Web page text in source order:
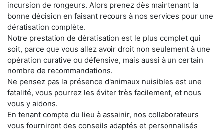
incursion de rongeurs. Alors prenez dès maintenant la
bonne décision en faisant recours à nos services pour une
dératisation complète.
Notre prestation de dératisation est le plus complet qui
soit, parce que vous allez avoir droit non seulement à une
opération curative ou défensive, mais aussi à un certain
nombre de recommandations.
Ne pensez pas la présence d'animaux nuisibles est une
fatalité, vous pourrez les éviter très facilement, et nous
vous y aidons.
En tenant compte du lieu à assainir, nos collaborateurs
vous fourniront des conseils adaptés et personnalisés